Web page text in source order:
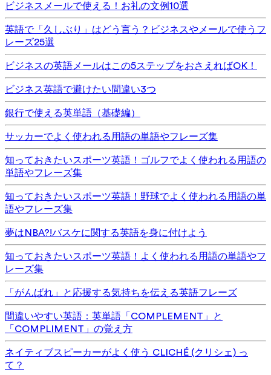
ビジネスメールで使える！お礼の文例10選
英語で「久しぶり」はどう言う？ビジネスやメールで使うフ
レーズ25選
ビジネスの英語メールはこの5ステップをおさえればOK！
ビジネス英語で避けたい間違い3つ
銀行で使える英単語（基礎編）
サッカーでよく使われる用語の単語やフレーズ集
知っておきたいスポーツ英語！ゴルフでよく使われる用語の
単語やフレーズ集
知っておきたいスポーツ英語！野球でよく使われる用語の単
語やフレーズ集
夢はNBA?!バスケに関する英語を身に付けよう
知っておきたいスポーツ英語！よく使われる用語の単語やフ
レーズ集
「がんばれ」と応援する気持ちを伝える英語フレーズ
間違いやすい英語：英単語「COMPLEMENT」と
「COMPLIMENT」の覚え方
ネイティブスピーカーがよく使う CLICHÉ (クリシェ) っ
て？